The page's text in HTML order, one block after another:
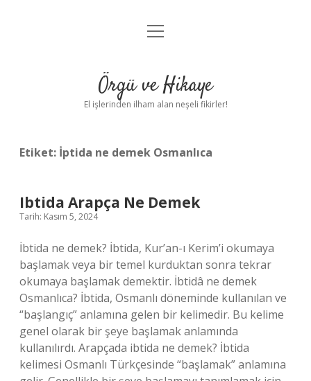
Anasayfa
Yasal Uyarı
menüyü
Örgü ve Hikaye
El işlerinden ilham alan neşeli fikirler!
Etiket: İptida ne demek Osmanlıca
Ibtida Arapça Ne Demek
Tarih: Kasım 5, 2024
İbtida ne demek? İbtida, Kur’an-ı Kerim’i okumaya
başlamak veya bir temel kurduktan sonra tekrar
okumaya başlamak demektir. İbtidâ ne demek
Osmanlıca? İbtida, Osmanlı döneminde kullanılan ve
“başlangıç” anlamına gelen bir kelimedir. Bu kelime
genel olarak bir şeye başlamak anlamında
kullanılırdı. Arapçada ibtida ne demek? İbtida
kelimesi Osmanlı Türkçesinde “başlamak” anlamına